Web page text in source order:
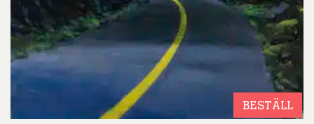
BESTÄLL